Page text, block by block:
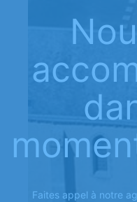
Faites appel à notre